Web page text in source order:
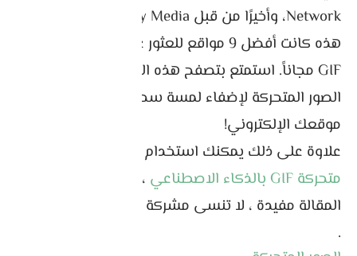
Network، وأخيرًا من قبل Literally Media.
هذه كانت أفضل 9 مواقع للعثور على الصور المتحركة
GIF مجاناً. استمتع بتصفح هذه المواقع واستخدم
الصور المتحركة لإضفاء لمسة سحرية على مدونتك أو
موقعك الإلكتروني!
علاوة على ذلك يمكنك استخدام مواقع
متحركة GIF بالذكاء الاصطناعي
، ٱمل أن تكون
المقالة مفيدة ، لا تنسى مشركة المقالة مع اصدقائك
.